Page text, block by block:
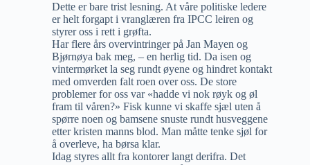
Dette er bare trist lesning. At våre politiske ledere
er helt forgapt i vranglæren fra IPCC leiren og
styrer oss i rett i grøfta.
Har flere års overvintringer på Jan Mayen og
Bjørnøya bak meg, – en herlig tid. Da isen og
vintermørket la seg rundt øyene og hindret kontakt
med omverden falt roen over oss. De store
problemer for oss var «hadde vi nok røyk og øl
fram til våren?» Fisk kunne vi skaffe sjæl uten å
spørre noen og bamsene snuste rundt husveggene
etter kristen manns blod. Man måtte tenke sjøl for
å overleve, ha børsa klar.
Idag styres allt fra kontorer langt derifra. Det